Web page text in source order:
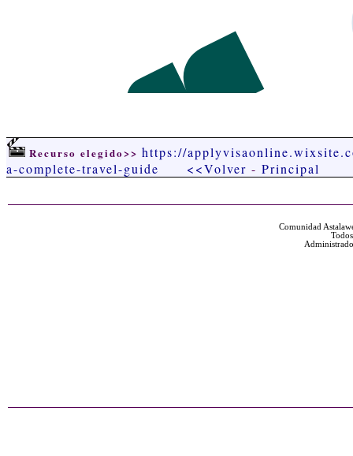
Recurso elegido>> https://
a-complete-travel-guide
<<Volver - Principal
Comunidad